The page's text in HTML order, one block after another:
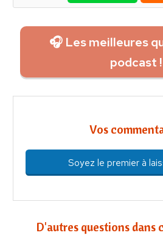
🎧 Les meilleures
podcast !
Vos
Soyez le premier à
D'autres questions dans